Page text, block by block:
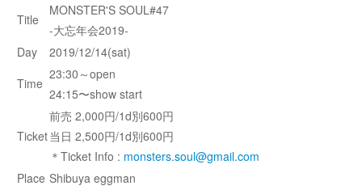
Title
MONSTER'S SOUL#47
-大忘年会2019-
Day
2019/12/14(sat)
Time
23:30～open
24:15〜show start
Ticket
前売 2,000円/1d別600円
当日 2,500円/1d別600円
＊Ticket Info : monsters.soul@gmail.com
Place Shibuya eggman